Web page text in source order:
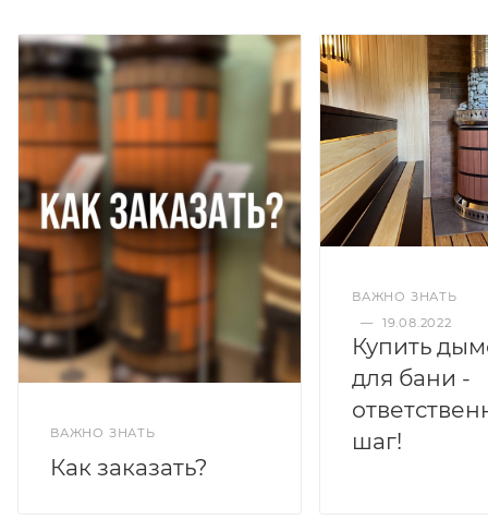
ВАЖНО ЗНАТЬ
Как заказать?
ВАЖНО ЗНАТЬ
— 19.08.2022
Купить
для бани -
шаг!